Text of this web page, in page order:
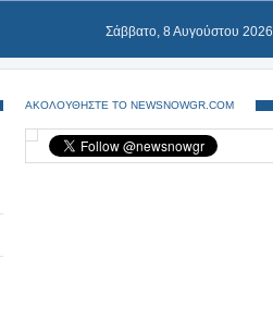
Σάββατο, 8 Αυγούστου 2026
ΑΚΟΛΟΥΘΗΣΤΕ ΤΟ NEWSNOWGR.COM